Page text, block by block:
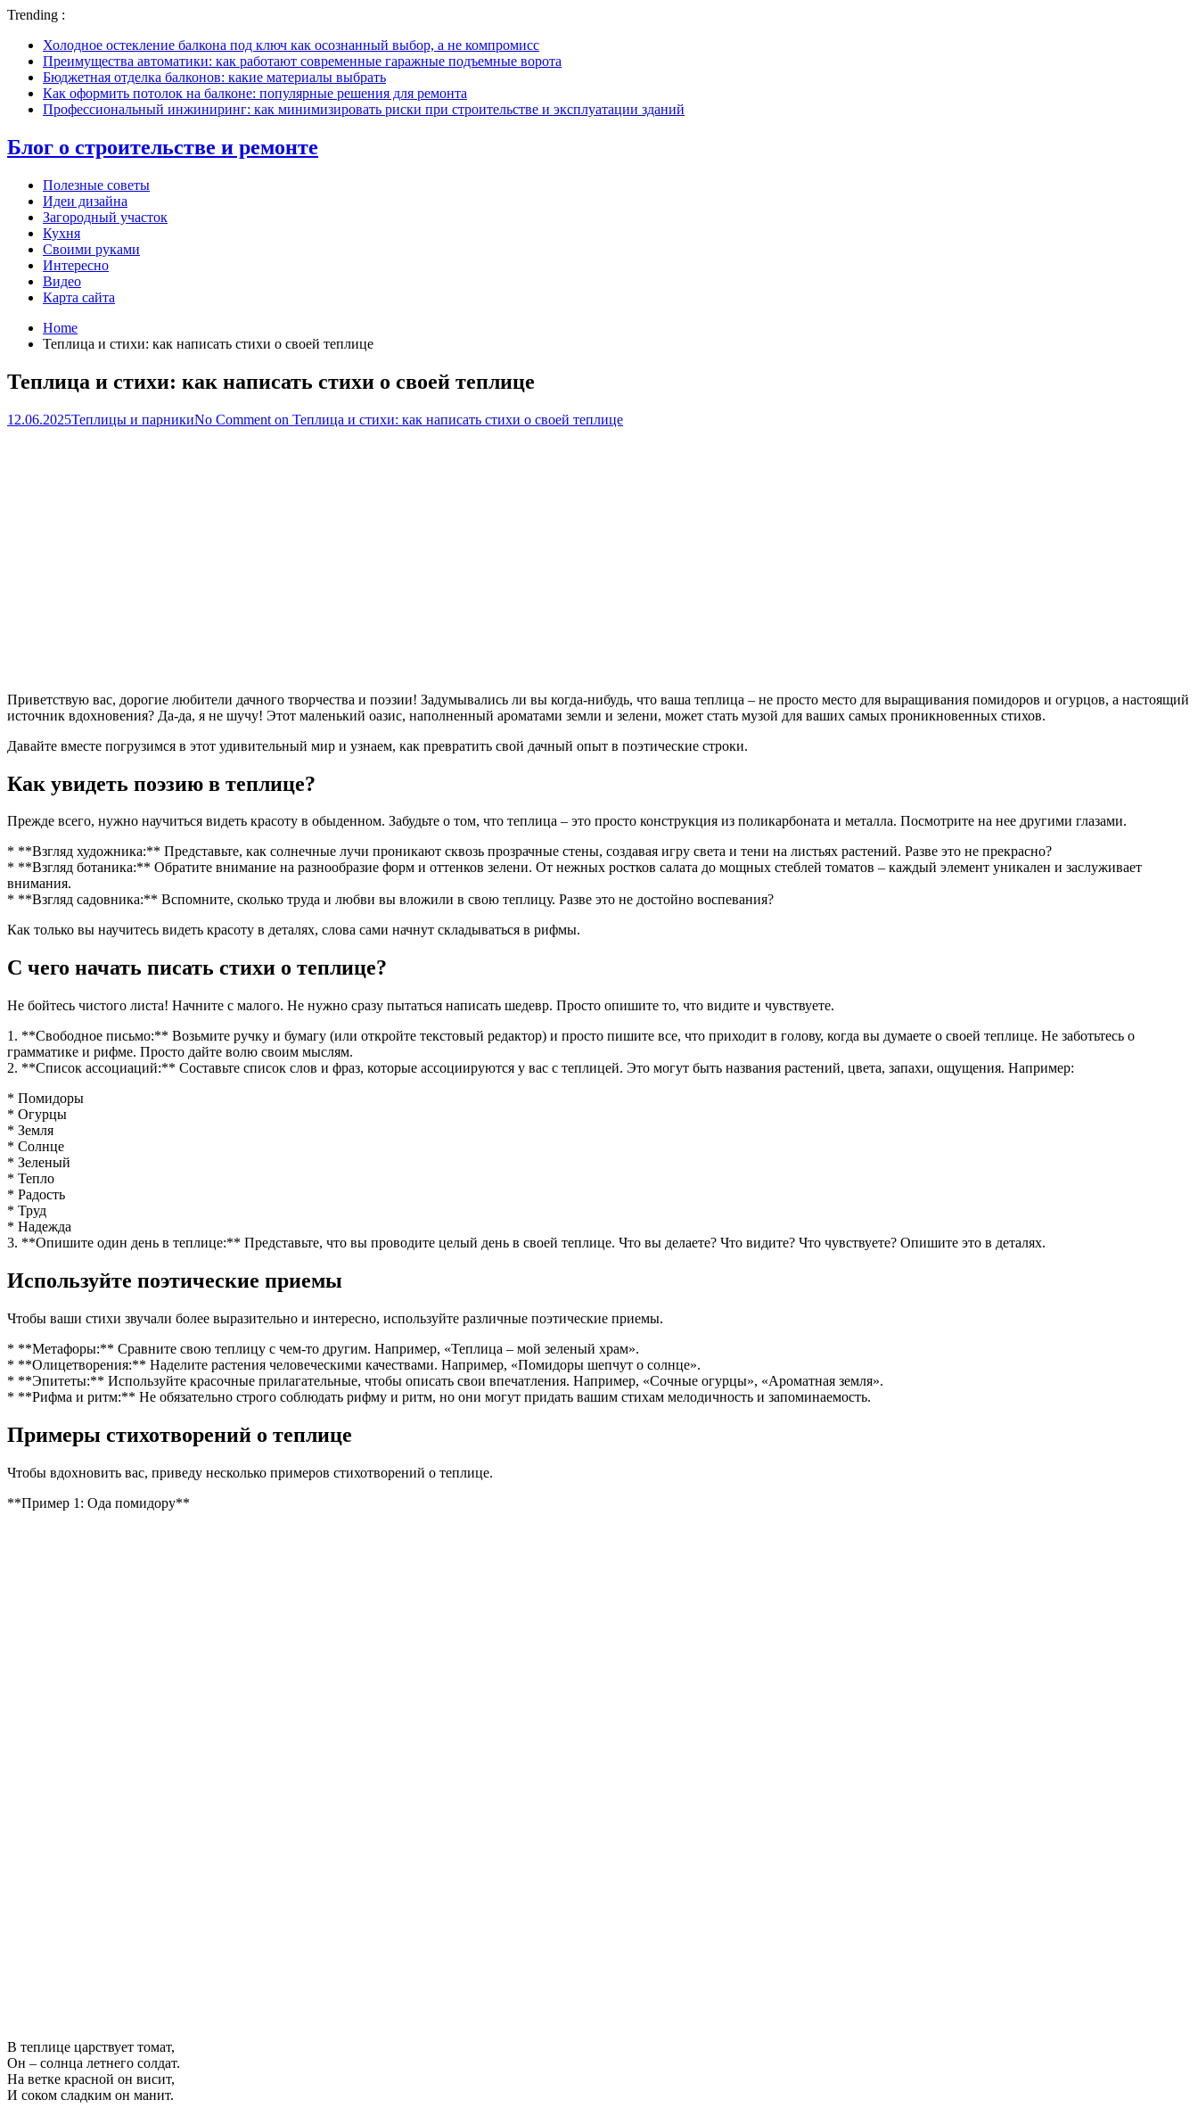
Trending :
Холодное остекление балкона под ключ как осознанный выбор, а не компромисс
Преимущества автоматики: как работают современные гаражные подъемные ворота
Бюджетная отделка балконов: какие материалы выбрать
Как оформить потолок на балконе: популярные решения для ремонта
Профессиональный инжиниринг: как минимизировать риски при строительстве и эксплуатации зданий
Блог о строительстве и ремонте
Полезные советы
Идеи дизайна
Загородный участок
Кухня
Своими руками
Интересно
Видео
Карта сайта
Home
Теплица и стихи: как написать стихи о своей теплице
Теплица и стихи: как написать стихи о своей теплице
12.06.2025Теплицы и парникиNo Comment on Теплица и стихи: как написать стихи о своей теплице
Приветствую вас, дорогие любители дачного творчества и поэзии! Задумывались ли вы когда-нибудь, что ваша теплица – не просто место для выращивания помидоров и огурцов, а настоящий
источник вдохновения? Да-да, я не шучу! Этот маленький оазис, наполненный ароматами земли и зелени, может стать музой для ваших самых проникновенных стихов.
Давайте вместе погрузимся в этот удивительный мир и узнаем, как превратить свой дачный опыт в поэтические строки.
Как увидеть поэзию в теплице?
Прежде всего, нужно научиться видеть красоту в обыденном. Забудьте о том, что теплица – это просто конструкция из поликарбоната и металла. Посмотрите на нее другими глазами.
* **Взгляд художника:** Представьте, как солнечные лучи проникают сквозь прозрачные стены, создавая игру света и тени на листьях растений. Разве это не прекрасно?
* **Взгляд ботаника:** Обратите внимание на разнообразие форм и оттенков зелени. От нежных ростков салата до мощных стеблей томатов – каждый элемент уникален и заслуживает
внимания.
* **Взгляд садовника:** Вспомните, сколько труда и любви вы вложили в свою теплицу. Разве это не достойно воспевания?
Как только вы научитесь видеть красоту в деталях, слова сами начнут складываться в рифмы.
С чего начать писать стихи о теплице?
Не бойтесь чистого листа! Начните с малого. Не нужно сразу пытаться написать шедевр. Просто опишите то, что видите и чувствуете.
1. **Свободное письмо:** Возьмите ручку и бумагу (или откройте текстовый редактор) и просто пишите все, что приходит в голову, когда вы думаете о своей теплице. Не заботьтесь о
грамматике и рифме. Просто дайте волю своим мыслям.
2. **Список ассоциаций:** Составьте список слов и фраз, которые ассоциируются у вас с теплицей. Это могут быть названия растений, цвета, запахи, ощущения. Например:
* Помидоры
* Огурцы
* Земля
* Солнце
* Зеленый
* Тепло
* Радость
* Труд
* Надежда
3. **Опишите один день в теплице:** Представьте, что вы проводите целый день в своей теплице. Что вы делаете? Что видите? Что чувствуете? Опишите это в деталях.
Используйте поэтические приемы
Чтобы ваши стихи звучали более выразительно и интересно, используйте различные поэтические приемы.
* **Метафоры:** Сравните свою теплицу с чем-то другим. Например, «Теплица – мой зеленый храм».
* **Олицетворения:** Наделите растения человеческими качествами. Например, «Помидоры шепчут о солнце».
* **Эпитеты:** Используйте красочные прилагательные, чтобы описать свои впечатления. Например, «Сочные огурцы», «Ароматная земля».
* **Рифма и ритм:** Не обязательно строго соблюдать рифму и ритм, но они могут придать вашим стихам мелодичность и запоминаемость.
Примеры стихотворений о теплице
Чтобы вдохновить вас, приведу несколько примеров стихотворений о теплице.
**Пример 1: Ода помидору**
В теплице царствует томат,
Он – солнца летнего солдат.
На ветке красной он висит,
И соком сладким он манит.